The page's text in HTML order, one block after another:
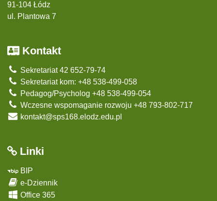
91-104 Łódz
ul. Plantowa 7
Kontakt
Sekretariat 42 652-79-74
Sekretariat kom: +48 538-499-058
Pedagog/Psycholog +48 538-499-054
Wczesne wspomaganie rozwoju +48 793-802-717
kontakt@sps168.elodz.edu.pl
Linki
BIP
e-Dziennik
Office 365